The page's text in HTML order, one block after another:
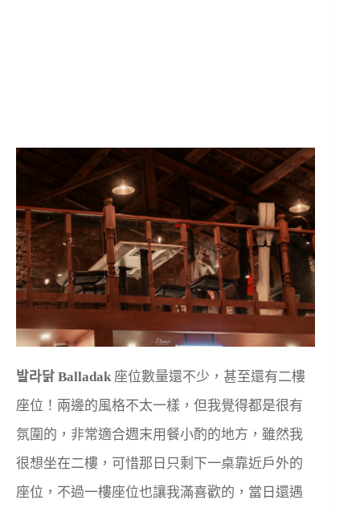
발라닭 Balladak 座位數量還不少，甚至還有二樓
座位！兩邊的風格不太一樣，但我覺得都是很有
氛圍的，非常適合週末用餐小酌的地方，雖然我
很想坐在二樓，可惜那日只剩下一桌靠近戶外的
座位，不過一樓座位也讓我滿喜歡的，當日還遇